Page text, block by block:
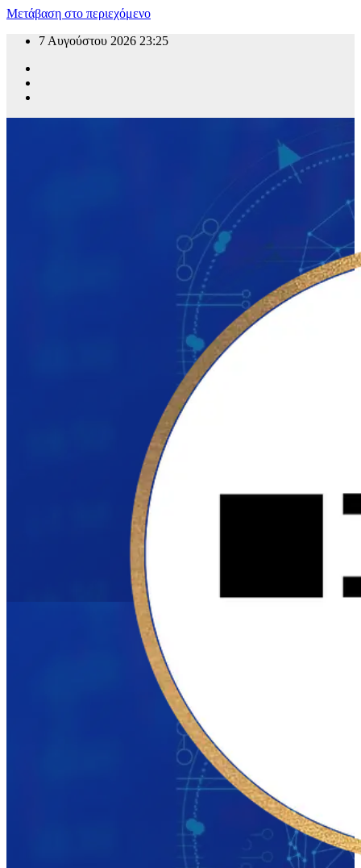
Μετάβαση στο περιεχόμενο
7 Αυγούστου 2026 23:25